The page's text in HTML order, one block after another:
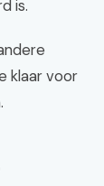
is.
klaar voor